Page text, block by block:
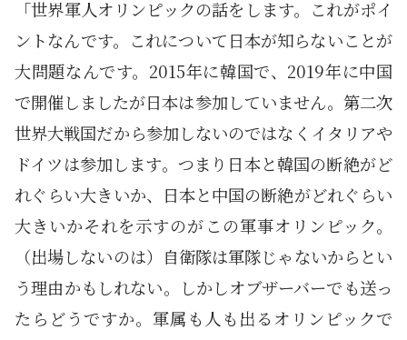
「世界軍人オリンピックの話をします。これがポイ
ントなんです。これについて日本が知らないことが
大問題なんです。2015年に韓国で、2019年に中国
で開催しましたが日本は参加していません。第二次
世界大戦国だから参加しないのではなくイタリアや
ドイツは参加します。つまり日本と韓国の断絶がど
れぐらい大きいか、日本と中国の断絶がどれぐらい
大きいかそれを示すのがこの軍事オリンピック。
（出場しないのは）自衛隊は軍隊じゃないからとい
う理由かもしれない。しかしオブザーバーでも送っ
たらどうですか。軍属も人も出るオリンピックで